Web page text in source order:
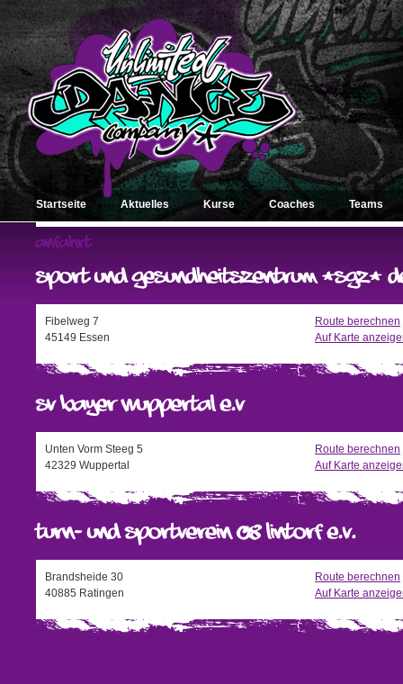
Startseite Aktuelles Kurse Coaches Teams
Fibelweg 7
45149 Essen
Route berechnen
Auf Karte
Unten Vorm Steeg 5
42329 Wuppertal
Route berechnen
Auf Karte
Brandsheide 30
40885 Ratingen
Route berechnen
Auf Karte